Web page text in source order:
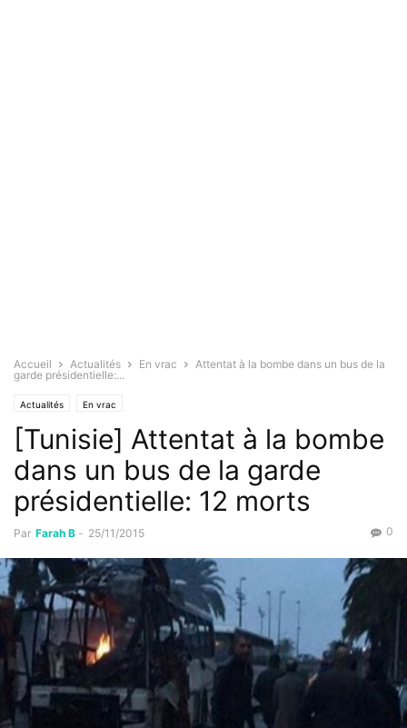
Accueil Actualités En vrac
Attentat à la bombe dans un bus de la
garde présidentielle:...
Actualités En vrac
[Tunisie] Attentat à la bombe
dans un bus de la garde
présidentielle: 12 morts
Par Farah B - 25/11/2015 0